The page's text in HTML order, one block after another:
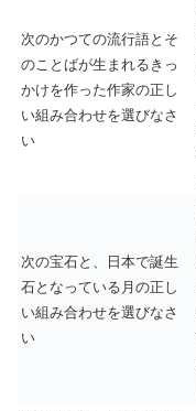
次のかつての流行語とそ
のことばが生まれるきっ
かけを作った作家の正し
い組み合わせを選びなさ
い
次の宝石と、日本で誕生
石となっている月の正し
い組み合わせを選びなさ
い